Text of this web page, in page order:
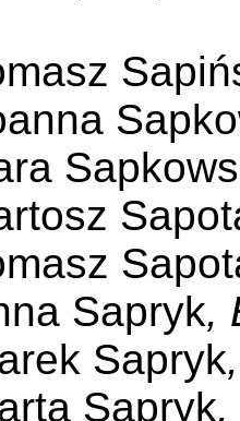
Sapryk,
Sapryk
Sapryk,